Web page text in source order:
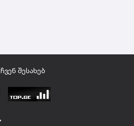
ჩვენ შესახებ